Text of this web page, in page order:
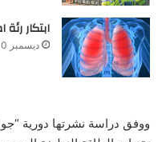
ابتكار
ديسمبر 10, 2025